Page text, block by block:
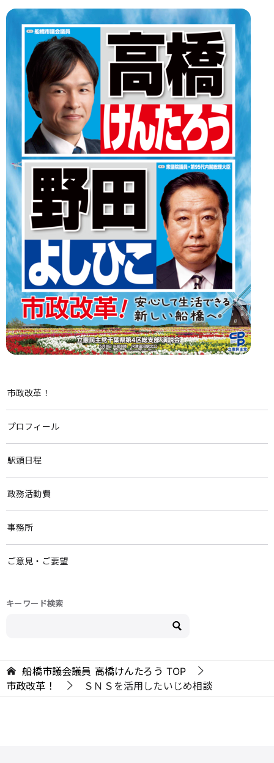
市政改革！
プロフィール
駅頭日程
政務活動費
事務所
ご意見・ご要望
キーワード検索
船橋市議会議員 高橋けんたろう TOP
市政改革！
ＳＮＳを活用したいじめ相談